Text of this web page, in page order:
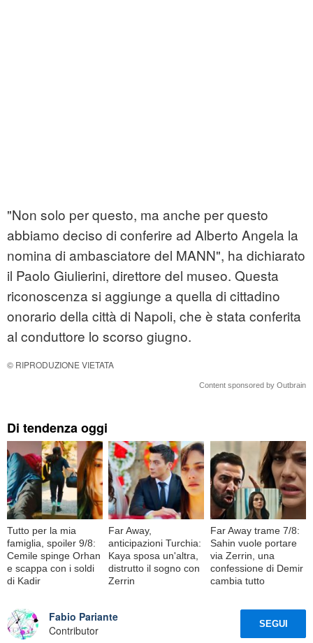
"Non solo per questo, ma anche per questo
abbiamo deciso di conferire ad Alberto Angela la
nomina di ambasciatore del MANN", ha dichiarato
il Paolo Giulierini, direttore del museo. Questa
riconoscenza si aggiunge a quella di cittadino
onorario della città di Napoli, che è stata conferita
al conduttore lo scorso giugno.
© RIPRODUZIONE VIETATA
Content sponsored by Outbrain
Di tendenza oggi
Tutto per la mia
famiglia, spoiler 9/8:
Cemile spinge Orhan
e scappa con i soldi
di Kadir
Far Away,
anticipazioni Turchia:
Kaya sposa un'altra,
distrutto il sogno con
Zerrin
Far Away trame 7/8:
Sahin vuole portare
via Zerrin, una
confessione di Demir
cambia tutto
Fabio Pariante
Contributor
SEGUI